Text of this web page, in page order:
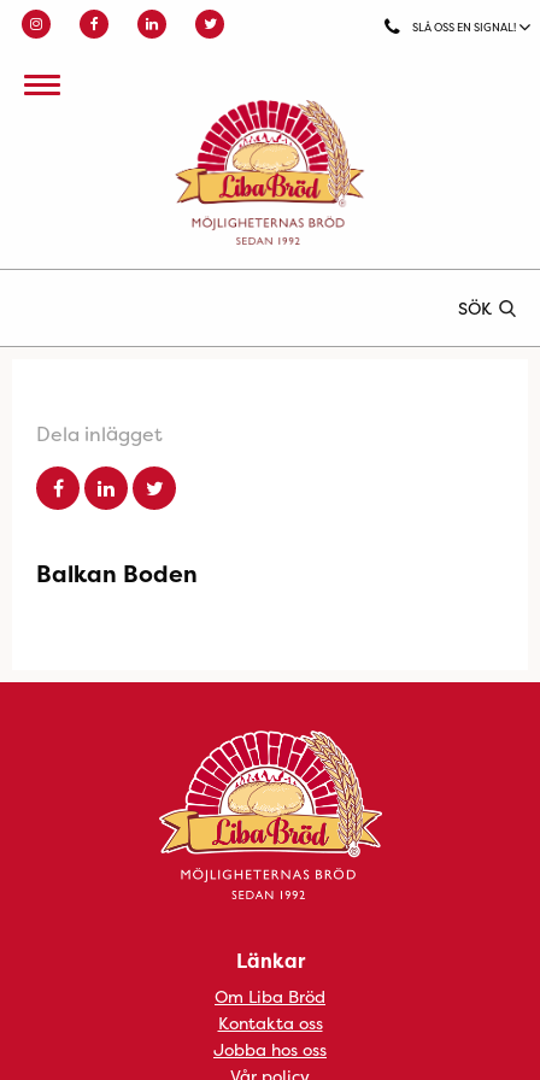
SLÅ OSS EN SIGNAL!
SÖK
Dela inlägget
Balkan Boden
Länkar
Om Liba Bröd
Kontakta oss
Jobba hos oss